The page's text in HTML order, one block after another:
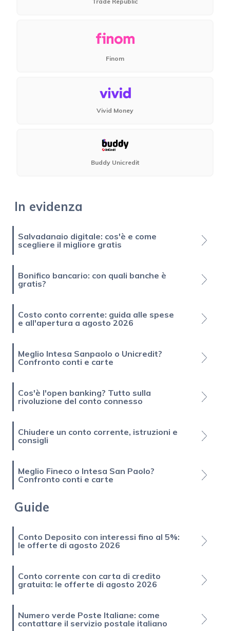
Finom
Vivid Money
Buddy Unicredit
In evidenza
Salvadanaio digitale: cos'è e come
scegliere il migliore gratis
Bonifico bancario: con quali banche è
gratis?
Costo conto corrente: guida alle spese
e all'apertura a agosto 2026
Meglio Intesa Sanpaolo o Unicredit?
Confronto conti e carte
Cos'è l'open banking? Tutto sulla
rivoluzione del conto connesso
Chiudere un conto corrente, istruzioni e
consigli
Meglio Fineco o Intesa San Paolo?
Confronto conti e carte
Guide
Conto Deposito con interessi fino al 5%:
le offerte di agosto 2026
Conto corrente con carta di credito
gratuita: le offerte di agosto 2026
Numero verde Poste Italiane: come
contattare il servizio postale italiano